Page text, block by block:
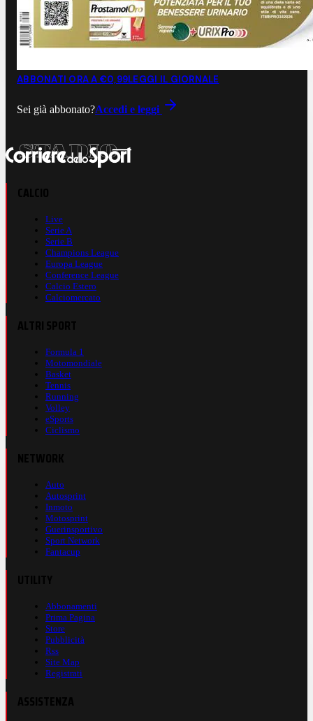
ABBONATI ORA A €0,99LEGGI IL GIORNALE
Sei già abbonato?Accedi e leggi
Live
Serie A
Serie B
Champions League
Europa League
Conference League
Calcio Estero
Calciomercato
Formula 1
Motomondiale
Basket
Tennis
Running
Volley
eSports
Ciclismo
Auto
Autosprint
Inmoto
Motosprint
Guerinsportivo
Sport Network
Fantacup
Abbonamenti
Prima Pagina
Store
Pubblicità
Rss
Site Map
Registrati